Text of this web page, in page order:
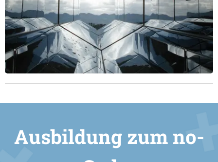
Ausbildung zum no-